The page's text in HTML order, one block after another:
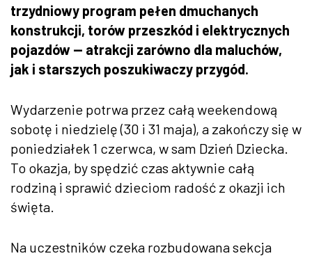
trzydniowy program pełen dmuchanych
konstrukcji, torów przeszkód i elektrycznych
pojazdów — atrakcji zarówno dla maluchów,
jak i starszych poszukiwaczy przygód.
Wydarzenie potrwa przez całą weekendową
sobotę i niedzielę (30 i 31 maja), a zakończy się w
poniedziałek 1 czerwca, w sam Dzień Dziecka.
To okazja, by spędzić czas aktywnie całą
rodziną i sprawić dzieciom radość z okazji ich
święta.
Na uczestników czeka rozbudowana sekcja